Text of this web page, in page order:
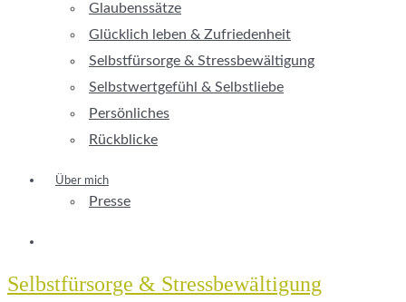
Glaubenssätze
Glücklich leben & Zufriedenheit
Selbstfürsorge & Stressbewältigung
Selbstwertgefühl & Selbstliebe
Persönliches
Rückblicke
Über mich
Presse
Selbstfürsorge & Stressbewältigung